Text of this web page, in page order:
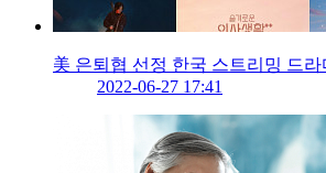
美 은퇴협 선정 한국 스트리밍 드라
2022-06-27 17:41